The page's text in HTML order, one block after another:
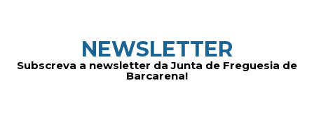
NEWSLETTER
Subscreva a newsletter da Junta de Freguesia de
Barcarena!